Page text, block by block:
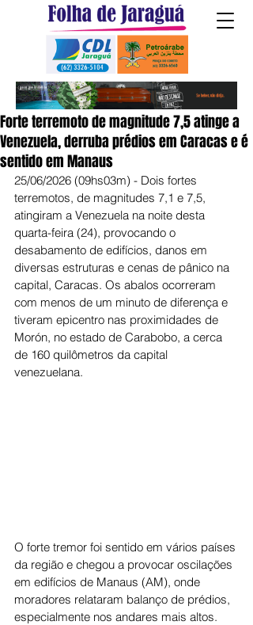
Forte terremoto de magnitude 7,5 atinge a
Venezuela, derruba prédios em Caracas e é
sentido em Manaus
25/06/2026 (09hs03m) - Dois fortes
terremotos, de magnitudes 7,1 e 7,5,
atingiram a Venezuela na noite desta
quarta-feira (24), provocando o
desabamento de edifícios, danos em
diversas estruturas e cenas de pânico na
capital, Caracas. Os abalos ocorreram
com menos de um minuto de diferença e
tiveram epicentro nas proximidades de
Morón, no estado de Carabobo, a cerca
de 160 quilômetros da capital
venezuelana.
O forte tremor foi sentido em vários países
da região e chegou a provocar oscilações
em edifícios de Manaus (AM), onde
moradores relataram balanço de prédios,
especialmente nos andares mais altos.